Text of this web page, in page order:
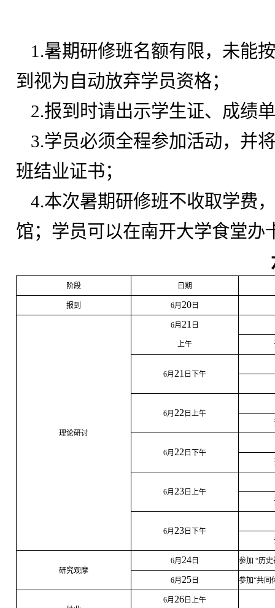
1.暑期研修班名额有限，未能
到视为自动放弃学员资格；
2.报到时请出示学生证、成绩
3.学员必须全程参加活动，并
班结业证书；
4.本次暑期研修班不收取学费
馆；学员可以在南开大学食堂办
阶段 日期
报到 6月 20 日
理论研讨
6月 21 日
上午
6月 21 日下午
6月 22 日上午
6月 22 日下午
6月 23 日上午
6月 23 日下午
研究观摩
6月 24 日 参加 “历
6月 25 日 参加“共同
6月 26 日上午